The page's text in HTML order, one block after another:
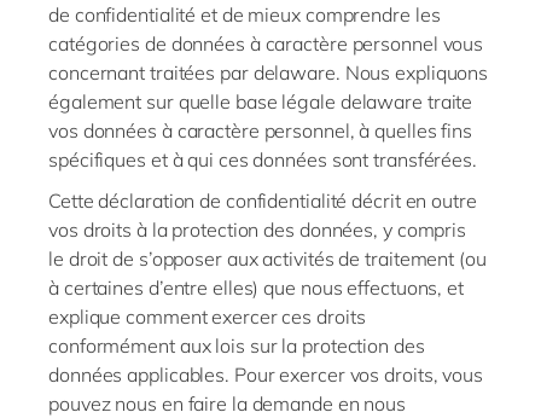
de confidentialité et de mieux comprendre les
catégories de données à caractère personnel vous
concernant traitées par delaware. Nous expliquons
également sur quelle base légale delaware traite
vos données à caractère personnel, à quelles fins
spécifiques et à qui ces données sont transférées.
Cette déclaration de confidentialité décrit en outre
vos droits à la protection des données, y compris
le droit de s’opposeraux activités de traitement (ou
à certaines d’entre elles) que nous effectuons, et
explique comment exercer ces droits
conformément aux lois sur la protection des
données applicables. Pour exercer vos droits, vous
pouvez nous en faire la demande en nous